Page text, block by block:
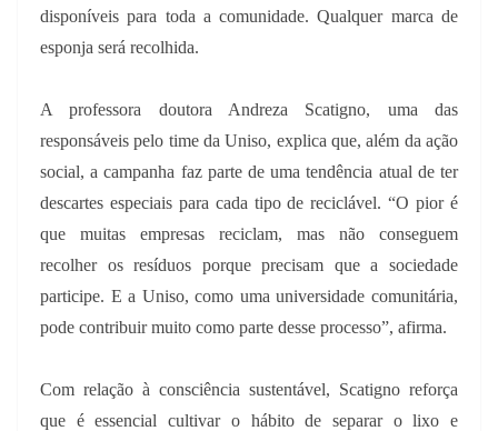
disponíveis para toda a comunidade. Qualquer marca de
esponja será recolhida.
A professora doutora Andreza Scatigno, uma das
responsáveis pelo time da Uniso, explica que, além da ação
social, a campanha faz parte de uma tendência atual de ter
descartes especiais para cada tipo de reciclável. “O pior é
que muitas empresas reciclam, mas não conseguem
recolher os resíduos porque precisam que a sociedade
participe. E a Uniso, como uma universidade comunitária,
pode contribuir muito como parte desse processo”, afirma.
Com relação à consciência sustentável, Scatigno reforça
que é essencial cultivar o hábito de separar o lixo e